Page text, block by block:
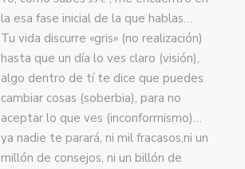
la esa fase inicial de la que hablas…
Tu vida discurre «gris» (no realización)
hasta que un día lo ves claro (visión),
algo dentro de tí te dice que puedes
cambiar cosas (soberbia), para no
aceptar lo que ves (inconformismo)…
ya nadie te parará, ni mil fracasos,ni un
millón de consejos, ni un billón de